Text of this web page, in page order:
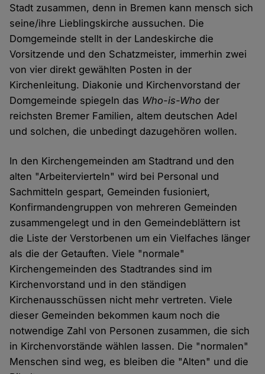
Stadt zusammen, denn in Bremen kann mensch sich
seine/ihre Lieblingskirche aussuchen. Die
Domgemeinde stellt in der Landeskirche die
Vorsitzende und den Schatzmeister, immerhin zwei
von vier direkt gewählten Posten in der
Kirchenleitung. Diakonie und Kirchenvorstand der
Domgemeinde spiegeln das Who-is-Who der
reichsten Bremer Familien, altem deutschen Adel
und solchen, die unbedingt dazugehören wollen.
In den Kirchengemeinden am Stadtrand und den
alten "Arbeitervierteln" wird bei Personal und
Sachmitteln gespart, Gemeinden fusioniert,
Konfirmandengruppen von mehreren Gemeinden
zusammengelegt und in den Gemeindeblättern ist
die Liste der Verstorbenen um ein Vielfaches länger
als die der Getauften. Viele "normale"
Kirchengemeinden des Stadtrandes sind im
Kirchenvorstand und in den ständigen
Kirchenausschüssen nicht mehr vertreten. Viele
dieser Gemeinden bekommen kaum noch die
notwendige Zahl von Personen zusammen, die sich
in Kirchenvorstände wählen lassen. Die "normalen"
Menschen sind weg, es bleiben die "Alten" und die